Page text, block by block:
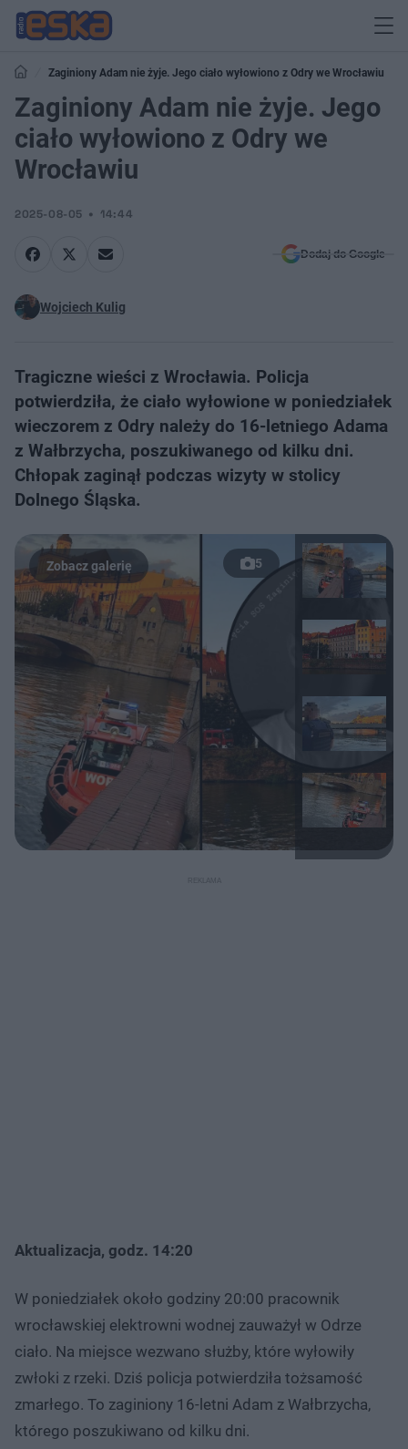
Zaginiony Adam nie żyje. Jego ciało wyłowiono z Odry we Wrocławiu
Zaginiony Adam nie żyje. Jego
ciało wyłowiono z Odry we
Wrocławiu
2025-08-05 14:44
Dodaj do Google
Wojciech Kulig
Tragiczne wieści z Wrocławia. Policja
potwierdziła, że ciało wyłowione w poniedziałek
wieczorem z Odry należy do 16-letniego Adama
z Wałbrzycha, poszukiwanego od kilku dni.
Chłopak zaginął podczas wizyty w stolicy
Dolnego Śląska.
5
Aktualizacja, godz. 14:20
W poniedziałek około godziny 20:00 pracownik
wrocławskiej elektrowni wodnej zauważył w Odrze
ciało. Na miejsce wezwano służby, które wyłowiły
zwłoki z rzeki. Dziś policja potwierdziła tożsamość
zmarłego. To zaginiony 16-letni Adam z Wałbrzycha,
którego poszukiwano od kilku dni.